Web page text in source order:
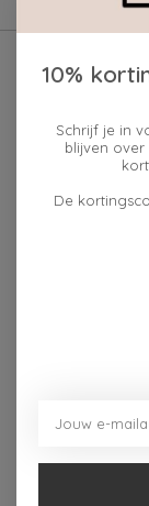
10%
Schrijf je in
blijven over
De